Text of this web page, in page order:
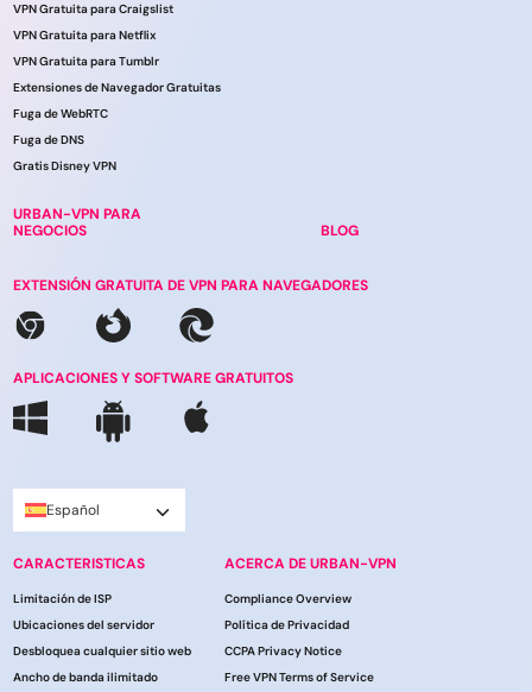
VPN Gratuita para Craigslist
VPN Gratuita para Netflix
VPN Gratuita para Tumblr
Extensiones de Navegador Gratuitas
Fuga de WebRTC
Fuga de DNS
Gratis Disney VPN
URBAN-VPN PARA
NEGOCIOS
BLOG
EXTENSIÓN GRATUITA DE VPN PARA NAVEGADORES
APLICACIONES Y SOFTWARE GRATUITOS
Español
CARACTERISTICAS
Limitación de ISP
Ubicaciones del servidor
Desbloquea cualquier sitio web
Ancho de banda ilimitado
ACERCA DE URBAN-VPN
Compliance Overview
Política de Privacidad
CCPA Privacy Notice
Free VPN Terms of Service